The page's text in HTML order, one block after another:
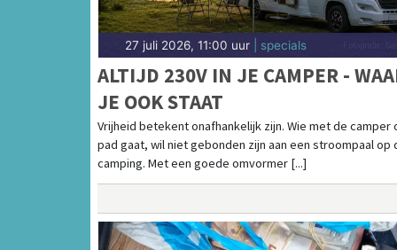
27 juli 2026, 11:00 uur | specials
ALTIJD 230V IN JE CAMPER -
JE OOK STAAT
Vrijheid betekent onafhankelijk zijn. Wie met de camper
pad gaat, wil niet gebonden zijn aan een stroompaal op
camping. Met een goede omvormer [...]